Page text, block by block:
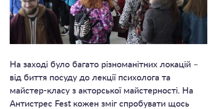
На заході було багато різноманітних локацій –
від биття посуду до лекції психолога та
майстер-класу з акторської майстерності. На
Антистрес Fest кожен зміг спробувати щось